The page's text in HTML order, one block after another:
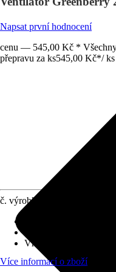
Napsat první hodnocení
cenu — 545,00 Kč *
přepravu za ks545,00 Kč*/ ks
č. výrobku
Vhodné pro prostory
Více informací o zboží